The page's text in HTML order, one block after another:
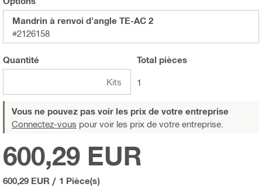
Mandrin à renvoi d'angle TE-AC 2
#2126158
Quantité
Kits
Total pièces
1
Vous ne pouvez pas voir les prix de votre entreprise
Connectez-vous pour voir les prix de votre entreprise.
600,29 EUR
600,29 EUR / 1 Pièce(s)